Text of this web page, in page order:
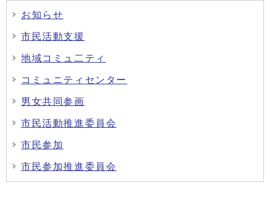
お知らせ
市民活動支援
地域コミュ二ティ
コミュニティセンター
男女共同参画
市民活動推進委員会
市民参加
市民参加推進委員会